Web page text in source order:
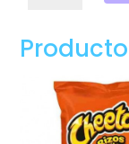
familiar